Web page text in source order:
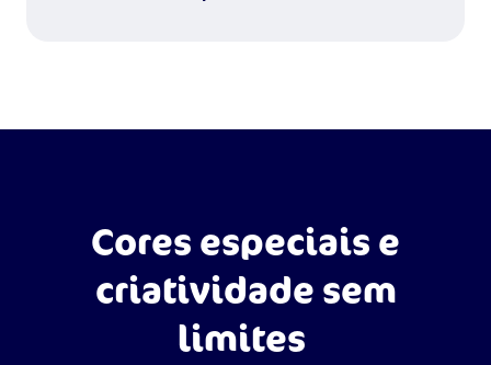
Cores especiais e
criatividade sem
limites